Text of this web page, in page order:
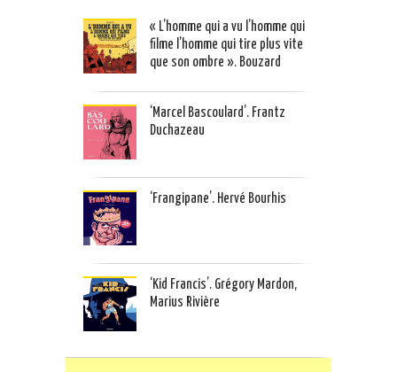
« L’homme qui a vu l’homme qui
filme l’homme qui tire plus vite
que son ombre ». Bouzard
‘Marcel Bascoulard’. Frantz
Duchazeau
‘Frangipane’. Hervé Bourhis
‘Kid Francis’. Grégory Mardon,
Marius Rivière